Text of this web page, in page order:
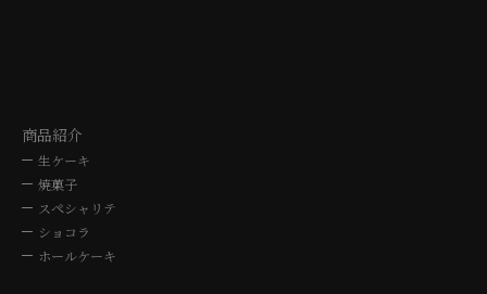
商品紹介
生ケーキ
焼菓子
スペシャリテ
ショコラ
ホールケーキ